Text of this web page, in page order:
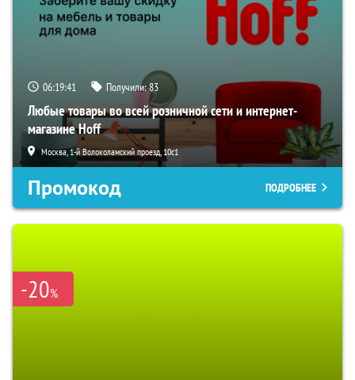
06:19:40 Получили:83
Любые товары во всей розничной сети и интернет-
магазине Hoff
Москва, 1-й Волоколамский проезд, 10с1
Промокод ПОДРОБНЕЕ
-20%